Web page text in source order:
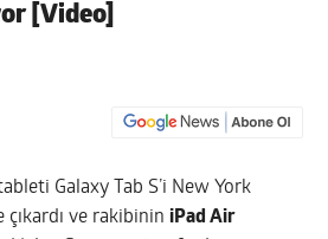
[Video]
Galaxy Tab S’i New York
çıkardı ve rakibininiPad Air